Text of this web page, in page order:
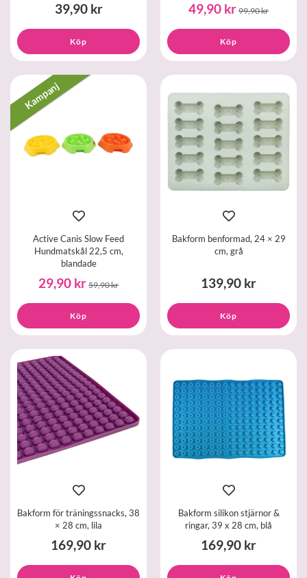
39,90 kr
Köp
49,90 kr 99,90 kr
Köp
Kampanj
Active Canis Slow Feed
Hundmatskål 22,5 cm,
blandade
29,90 kr 59,90 kr
Köp
Bakform benformad, 24 × 29
cm, grå
139,90 kr
Köp
Bakform för träningssnacks, 38
× 28 cm, lila
169,90 kr
Bakform silikon stjärnor &
ringar, 39 x 28 cm, blå
169,90 kr